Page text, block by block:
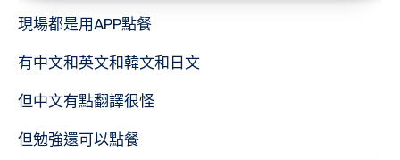
現場都是用APP點餐
有中文和英文和韓文和日文
但中文有點翻譯很怪
但勉強還可以點餐